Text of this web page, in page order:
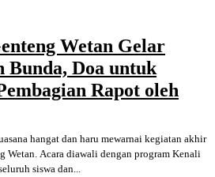
Wetan Gelar
Bunda, Doa untuk
Rapot oleh
hangat dan haru mewarnai kegiatan akhir
Wetan. Acara diawali dengan program Kenali
siswa dan...